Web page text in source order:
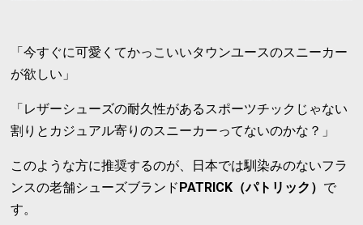
「今すぐに可愛くてかっこいいタウンユースのスニーカー
が欲しい」
「レザーシューズの耐久性があるスポーツチックじゃない
割りとカジュアル寄りのスニーカーってないのかな？」
このような方に推奨するのが、日本では馴染みのないフラ
ンスの老舗シューズブランドPATRICK（パトリック） で
す。